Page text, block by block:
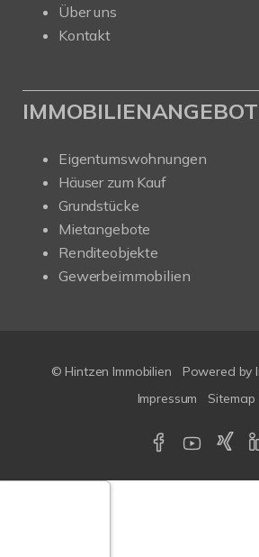
Über uns
Kontakt
Eigentumswohnungen
Häuser zum Kauf
Grundstücke
Mietangebote
Renditeobjekte
Gewerbeimmobilien
© Hintzen Immobilien
Powered by
Impressum
Sitemap